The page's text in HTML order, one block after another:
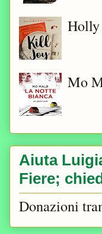
Holly
Mo
Aiuta
Fiere;
Donazioni